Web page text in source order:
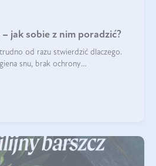
jak sobie z nim poradzić?
od razu stwierdzić dlaczego.
snu, brak ochrony